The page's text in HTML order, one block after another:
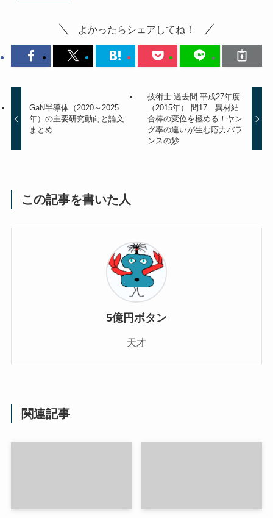
よかったらシェアしてね！
GaN半導体（2020～2025
年）の主要研究動向と論文
まとめ
技術士 過去問 平成27年度
（2015年） 問17 異材結
合棒の変位を極める！ヤン
グ率の違いが生む応力バラ
ンスの妙
この記事を書いた人
5億円ボタン
天才
関連記事